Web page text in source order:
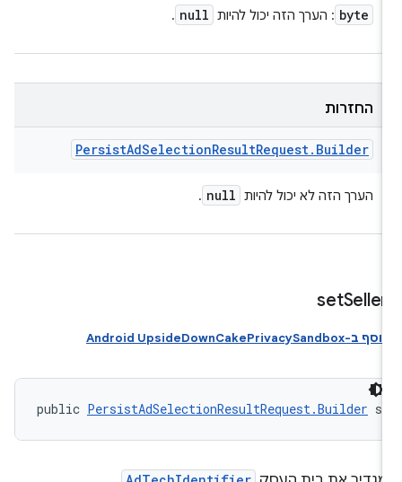
byte : הערך הזה יכול להיות null
.
החזרות
PersistAdSelectionResultRequest.Builder
הערך הזה לא יכול להיות null
.
setSeller
נוסף ב-Android UpsideDownCakePrivacySandbox
public PersistAdSelectionResultRequest.Builder